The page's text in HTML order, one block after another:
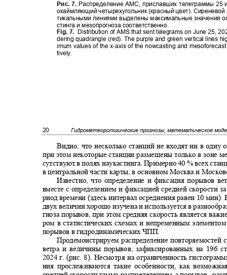
Рис. 7. Распределение АМС, приславших телеграммы 25
окаймляющий четырехугольник (красный цвет).
тикальными линиями выделены максимальные значения
стинга и мезопрогноза соответственно.
Fig. 7.
Distribution of AMS that sent telegrams on June 25,
dering quadrangle (red). The purple and green vertical lines
imum values of the x-axis of the nowcasting and
tively.
20 Гидрометеорологические прогнозы, математическое
Видно, что несколько станций не входят ни в одну
при этом некоторые станции размещены только в зоне
сутствуют в полях наукастинга. Примерно 40 % всех
в центральной части карты, в основном Москва и
Известно, что определение и фиксация порывов
вместе с определением и фиксацией средней скорости
риод времени (здесь интервал осреднения равен 10
двух величин хорошо изучена и используется в
гноза порывов, при этом средняя скорость является
ром в статистических схемах и непременным
порывов в гидродинамических ЧПП.
Продемонстрируем распределение повторяемостей
ветра и величины порывов, зафиксированных на 196
2024 г. (рис. 8). Несмотря на ограниченность
ния прослеживаются такие особенности, как